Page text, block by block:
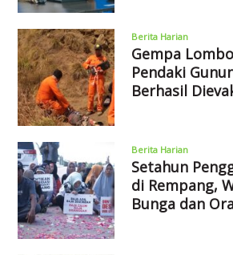
Berita Harian
Gempa
Pendaki
Berhasil
Berita Harian
Setahun
di Rempang,
Bunga dan